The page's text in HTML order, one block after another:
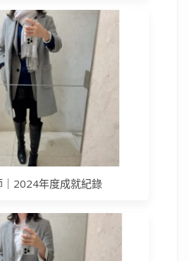
｜2024年度成就紀錄